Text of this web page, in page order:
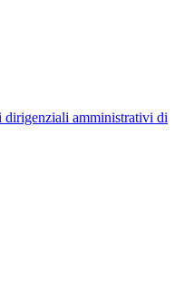
amministrativi di